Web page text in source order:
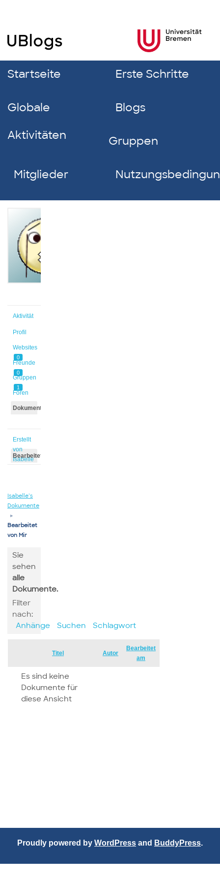
Startseite Erste Schritte
Globale
Aktivitäten
Blogs
Gruppen
Mitglieder
Aktivität
Profil
Websites
0
Freunde
0
Gruppen
1
Foren
Dokumente
Erstellt
von
Isabelle
Bearbeitet
Isabelle’s
Dokumente
▸
Bearbeitet
von Mir
Sie
sehen
alle
Dokumente.
Filter
nach:
Anhänge
Suchen Schlagwort
Titel Autor
Bearbeitet
am
Es sind keine
Dokumente für
diese Ansicht
Proudly powered by WordPress and BuddyPress.